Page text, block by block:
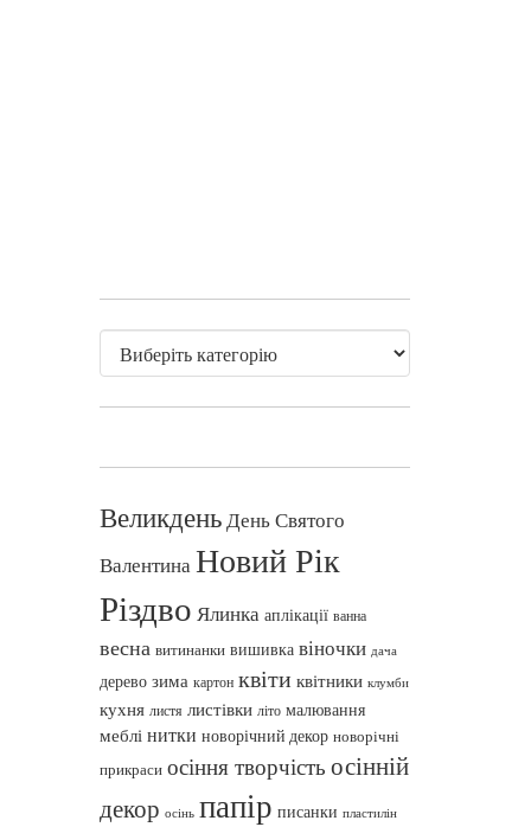
ВеликденьДень Святого
ВалентинаНовий Рік
Різдво Ялинка аплікації ванна
весна витинанки вишивка віночки дача
дерево зима картон квіти квітники клумби
кухня листя листівки літо малювання
меблі нитки новорічний декор новорічні
прикраси осіння творчість осінній
декор осінь папір писанки пластилін